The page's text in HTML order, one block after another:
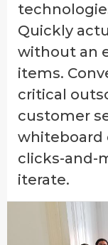
Quickly
without an
items.
critical
customer
whiteboard
clicks-and-
iterate.